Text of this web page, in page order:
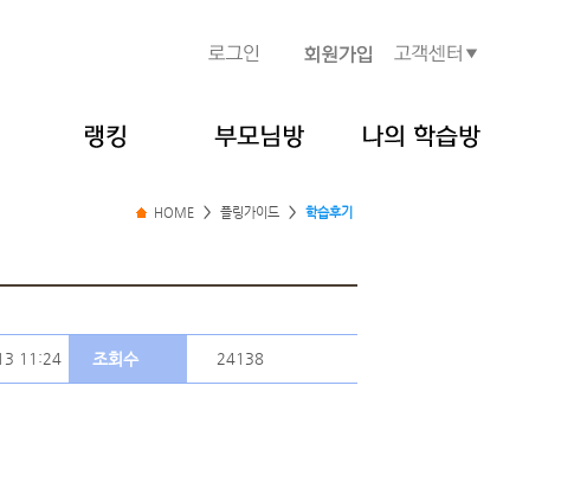
HOME > 플링가이드 > 학습후기
11:24 조회수 24138